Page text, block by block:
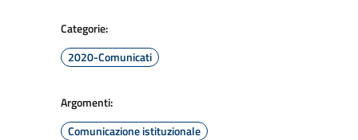
Categorie:
2020-Comunicati
Argomenti:
Comunicazione istituzionale